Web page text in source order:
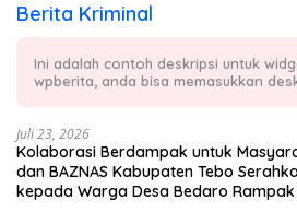
Berita Kriminal
Ini adalah contoh deskripsi untuk
wpberita, anda bisa memasukkan
Juli 23, 2026
Kolaborasi Berdampak untuk
dan BAZNAS Kabupaten Tebo
kepada Warga Desa Bedaro Rampak